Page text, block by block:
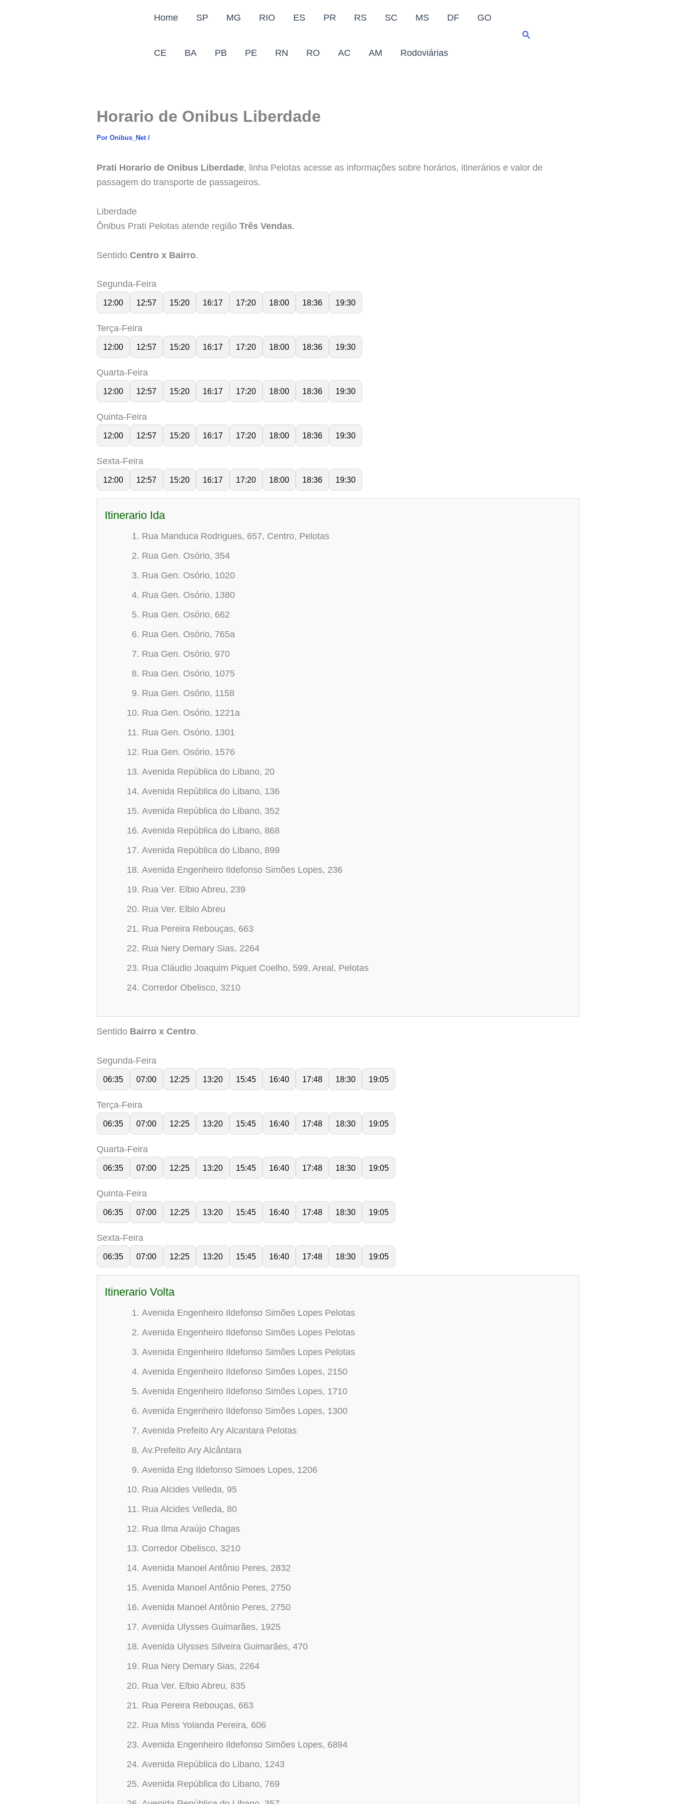
Home SP MG RIO ES PR RS SC MS DF GO
CE BA PB PE RN RO AC AM Rodoviárias
Pesquisar
Horario de Onibus Liberdade
Por Onibus_Net /
Prati Horario de Onibus Liberdade, linha Pelotas acesse as informações sobre horários, itinerários e valor de
passagem do transporte de passageiros.
Liberdade
Ônibus Prati Pelotas atende região Três Vendas.
Sentido Centro x Bairro.
Segunda-Feira
12:00 12:57 15:20 16:17 17:20 18:00 18:36 19:30
Terça-Feira
12:00 12:57 15:20 16:17 17:20 18:00 18:36 19:30
Quarta-Feira
12:00 12:57 15:20 16:17 17:20 18:00 18:36 19:30
Quinta-Feira
12:00 12:57 15:20 16:17 17:20 18:00 18:36 19:30
Sexta-Feira
12:00 12:57 15:20 16:17 17:20 18:00 18:36 19:30
Itinerario Ida
Rua Manduca Rodrigues, 657, Centro, Pelotas
Rua Gen. Osório, 354
Rua Gen. Osório, 1020
Rua Gen. Osório, 1380
Rua Gen. Osório, 662
Rua Gen. Osório, 765a
Rua Gen. Osório, 970
Rua Gen. Osório, 1075
Rua Gen. Osório, 1158
Rua Gen. Osório, 1221a
Rua Gen. Osório, 1301
Rua Gen. Osório, 1576
Avenida República do Libano, 20
Avenida República do Libano, 136
Avenida República do Libano, 352
Avenida República do Libano, 868
Avenida República do Libano, 899
Avenida Engenheiro Ildefonso Simões Lopes, 236
Rua Ver. Elbio Abreu, 239
Rua Ver. Elbio Abreu
Rua Pereira Rebouças, 663
Rua Nery Demary Sias, 2264
Rua Cláudio Joaquim Piquet Coelho, 599, Areal, Pelotas
Corredor Obelisco, 3210
Sentido Bairro x Centro.
Segunda-Feira
06:35 07:00 12:25 13:20 15:45 16:40 17:48 18:30 19:05
Terça-Feira
06:35 07:00 12:25 13:20 15:45 16:40 17:48 18:30 19:05
Quarta-Feira
06:35 07:00 12:25 13:20 15:45 16:40 17:48 18:30 19:05
Quinta-Feira
06:35 07:00 12:25 13:20 15:45 16:40 17:48 18:30 19:05
Sexta-Feira
06:35 07:00 12:25 13:20 15:45 16:40 17:48 18:30 19:05
Itinerario Volta
Avenida Engenheiro Ildefonso Simões Lopes Pelotas
Avenida Engenheiro Ildefonso Simões Lopes Pelotas
Avenida Engenheiro Ildefonso Simões Lopes Pelotas
Avenida Engenheiro Ildefonso Simões Lopes, 2150
Avenida Engenheiro Ildefonso Simões Lopes, 1710
Avenida Engenheiro Ildefonso Simões Lopes, 1300
Avenida Prefeito Ary Alcantara Pelotas
Av.Prefeito Ary Alcântara
Avenida Eng Ildefonso Simoes Lopes, 1206
Rua Alcides Velleda, 95
Rua Alcides Velleda, 80
Rua Ilma Araújo Chagas
Corredor Obelisco, 3210
Avenida Manoel Antônio Peres, 2832
Avenida Manoel Antônio Peres, 2750
Avenida Manoel Antônio Peres, 2750
Avenida Ulysses Guimarães, 1925
Avenida Ulysses Silveira Guimarães, 470
Rua Nery Demary Sias, 2264
Rua Ver. Elbio Abreu, 835
Rua Pereira Rebouças, 663
Rua Miss Yolanda Pereira, 606
Avenida Engenheiro Ildefonso Simões Lopes, 6894
Avenida República do Libano, 1243
Avenida República do Libano, 769